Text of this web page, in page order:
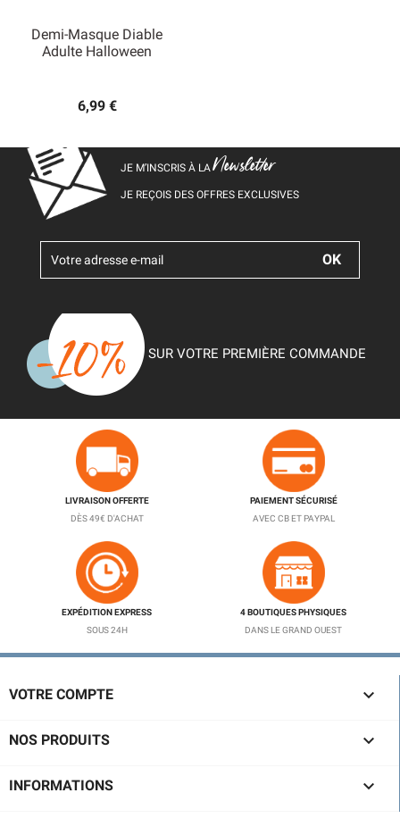
Demi-Masque Diable
Adulte Halloween
6,99 €
JE M’INSCRIS À LANewsletter
JE REÇOIS DES OFFRES EXCLUSIVES
SUR VOTRE PREMIÈRE COMMANDE
LIVRAISON OFFERTE
DÈS 49€ D'ACHAT
PAIEMENT SÉCURISÉ
AVEC CB ET PAYPAL
EXPÉDITION EXPRESS
SOUS 24H
4 BOUTIQUES PHYSIQUES
DANS LE GRAND OUEST
VOTRE COMPTE 
NOS PRODUITS 
INFORMATIONS 